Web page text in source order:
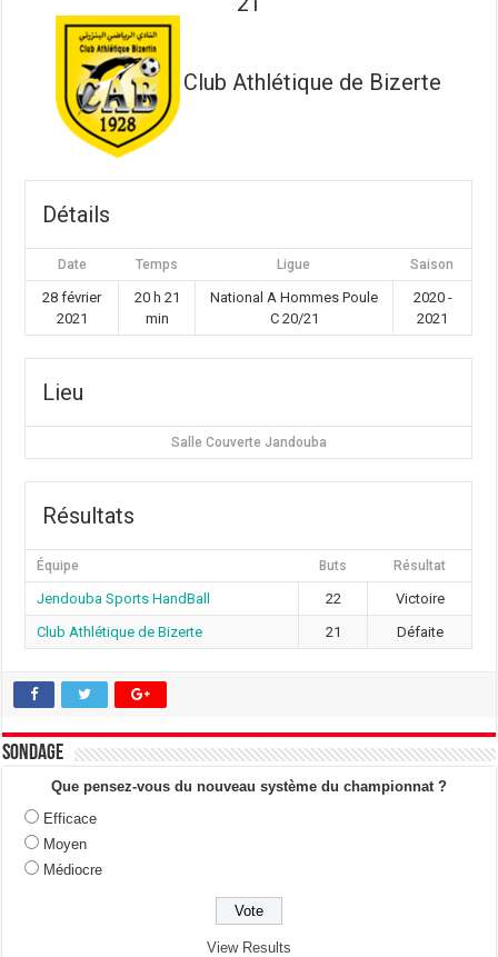
Club Athlétique de Bizerte
Détails
Date Temps Ligue Saison
28 février
2021
20 h 21
min
National A Hommes Poule
C 20/21
2020 -
2021
Lieu
Salle Couverte Jandouba
Résultats
Équipe Buts Résultat
Jendouba Sports HandBall 22
Victoire
Club Athlétique de Bizerte
21 Défaite
Sondage
Que pensez-vous du nouveau système du championnat ?
Efficace
Moyen
Médiocre
View Results